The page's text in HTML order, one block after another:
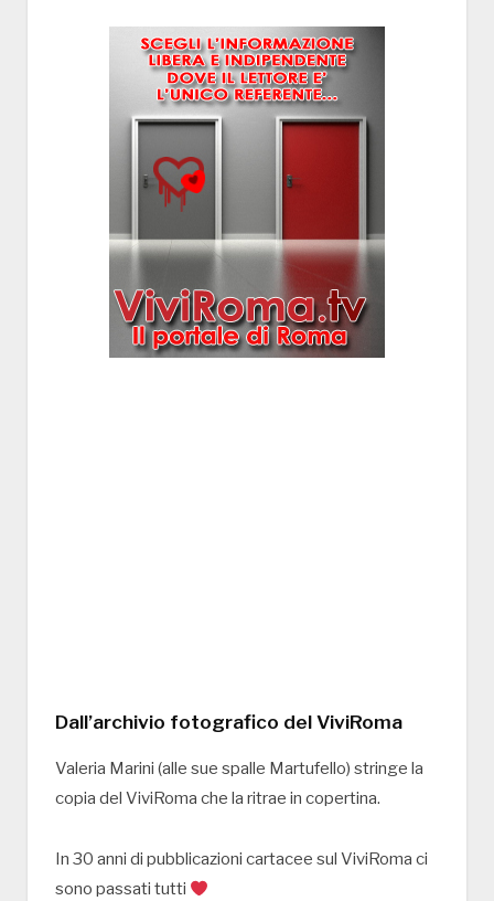
Dall’archivio fotografico del ViviRoma
Valeria Marini (alle sue spalle Martufello) stringe la
copia del ViviRoma che la ritrae in copertina.
In 30 anni di pubblicazioni cartacee sul ViviRoma ci
sono passati tutti